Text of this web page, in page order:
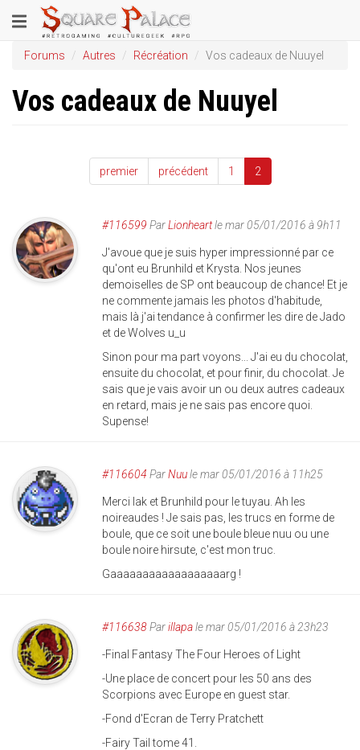
au
contenu
principal
Toggle
navigation
Forums Autres Récréation Vos cadeaux de Nuuyel
Vos cadeaux de Nuuyel
premier précédent 1 2
#116599 ParLionheartle mar 05/01/2016 à 9h11
J'avoue que je suis hyper impressionné par ce
qu'ont eu Brunhild et Krysta. Nos jeunes
demoiselles de SP ont beaucoup de chance! Et je
ne commente jamais les photos d'habitude,
mais là j'ai tendance à confirmer les dire de Jado
et de Wolves u_u
Sinon pour ma part voyons... J'ai eu du chocolat,
ensuite du chocolat, et pour finir, du chocolat. Je
sais que je vais avoir un ou deux autres cadeaux
en retard, mais je ne sais pas encore quoi.
Supense!
#116604 ParNuule mar 05/01/2016 à 11h25
Merci Iak et Brunhild pour le tuyau. Ah les
noireaudes ! Je sais pas, les trucs en forme de
boule, que ce soit une boule bleue nuu ou une
boule noire hirsute, c'est mon truc.
Gaaaaaaaaaaaaaaaaaarg !
#116638Parillapale mar 05/01/2016 à 23h23
-Final Fantasy The Four Heroes of Light
-Une place de concert pour les 50 ans des
Scorpions avec Europe en guest star.
-Fond d'Ecran de Terry Pratchett
-Fairy Tail tome 41.